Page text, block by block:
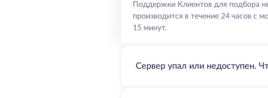
Поддержки Клиентов для подбора
производится в течение 24 часов с
15 минут.
Сервер упал или недоступен.